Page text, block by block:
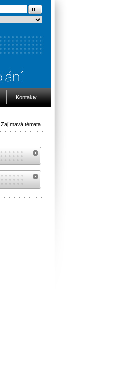
Kontakty
Zajímavá témata